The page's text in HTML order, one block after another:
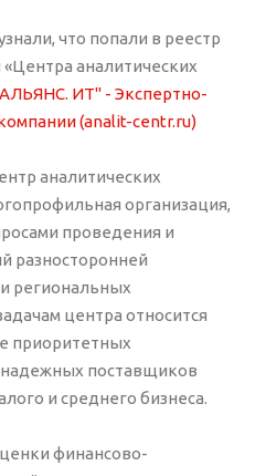
что попали в реестр
аналитических
ИТ" - Экспертно-
(analit-centr.ru)
аналитических
организация,
проведения и
разносторонней
региональных
центра относится
приоритетных
поставщиков
и среднего бизнеса.
финансово-